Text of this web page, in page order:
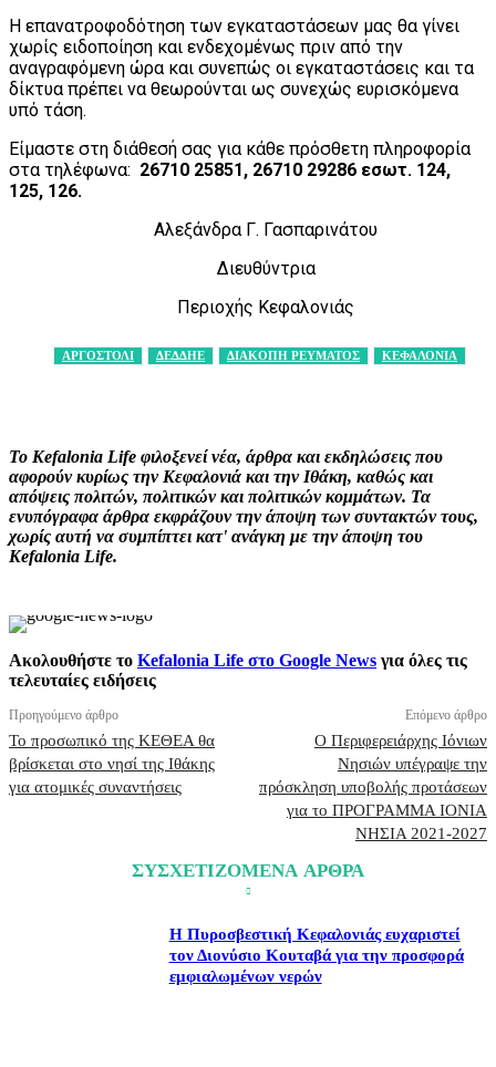
Η επανατροφοδότηση των εγκαταστάσεων μας θα γίνει
χωρίς ειδοποίηση και ενδεχομένως πριν από την
αναγραφόμενη ώρα και συνεπώς οι εγκαταστάσεις και τα
δίκτυα πρέπει να θεωρούνται ως συνεχώς ευρισκόμενα
υπό τάση.
Είμαστε στη διάθεσή σας για κάθε πρόσθετη πληροφορία
στα τηλέφωνα: 26710 25851, 26710 29286 εσωτ. 124,
125, 126.
Αλεξάνδρα Γ. Γασπαρινάτου
Διευθύντρια
Περιοχής Κεφαλονιάς
ΑΡΓΟΣΤΟΛΙ ΔΕΔΔΗΕ ΔΙΑΚΟΠΗ ΡΕΥΜΑΤΟΣ ΚΕΦΑΛΟΝΙΑ
Το Kefalonia Life φιλοξενεί νέα, άρθρα και εκδηλώσεις που
αφορούν κυρίως την Κεφαλονιά και την Ιθάκη, καθώς και
απόψεις πολιτών, πολιτικών και πολιτικών κομμάτων. Τα
ενυπόγραφα άρθρα εκφράζουν την άποψη των συντακτών τους,
χωρίς αυτή να συμπίπτει κατ' ανάγκη με την άποψη του
Kefalonia Life.
Ακολουθήστε το Kefalonia Life στο Google News για όλες τις
τελευταίες ειδήσεις
Προηγούμενο άρθρο
Το προσωπικό της ΚΕΘΕΑ θα
βρίσκεται στο νησί της Ιθάκης
για ατομικές συναντήσεις
Επόμενο άρθρο
Ο Περιφερειάρχης Ιόνιων
Νησιών υπέγραψε την
πρόσκληση υποβολής προτάσεων
για το ΠΡΟΓΡΑΜΜΑ ΙΟΝΙΑ
ΝΗΣΙΑ 2021-2027
ΣΥΣΧΕΤΙΖΟΜΕΝΑ ΑΡΘΡΑ
Η Πυροσβεστική Κεφαλονιάς ευχαριστεί
τον Διονύσιο Κουταβά για την προσφορά
εμφιαλωμένων νερών